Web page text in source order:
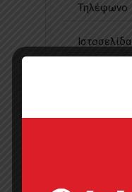
Τηλέφωνο
Ιστοσελίδα